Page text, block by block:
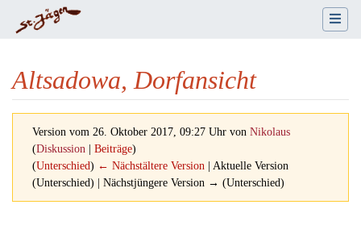
Altsadowa, Dorfansicht
Version vom 26. Oktober 2017, 09:27 Uhr von Nikolaus
(Diskussion Beiträge)
(Unterschied) ← Nächstältere Version | Aktuelle Version
(Unterschied) | Nächstjüngere Version → (Unterschied)